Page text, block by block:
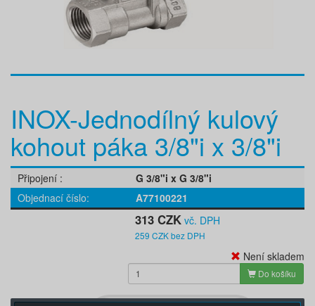
INOX-Jednodílný kulový
kohout páka 3/8"i x 3/8"i
Připojení
G 3/8"i x G 3/8"i
Objednací číslo
A77100221
313 CZK vč. DPH
259 CZK bez DPH
Není skladem
Do košíku